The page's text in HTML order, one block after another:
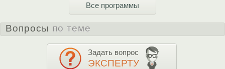
Все программы
Вопросы по теме
Задать вопрос
ЭКСПЕРТУ